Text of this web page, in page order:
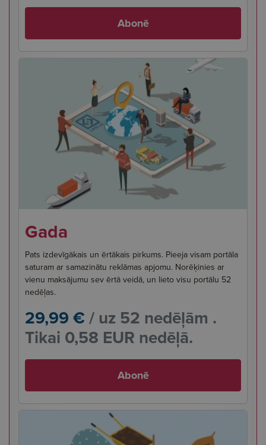
Abonē
Gada
Pats izdevīgākais un ērtākais pirkums. Pieeja visam portāla
saturam ar samazinātu reklāmas apjomu. Norēķinies ar
vienu maksājumu sev ērtā veidā, un lieto visu portālu 52
nedēļas.
29,99 €/ uz 52 nedēļām .
Tikai 0,58 EUR nedēļā.
Abonē